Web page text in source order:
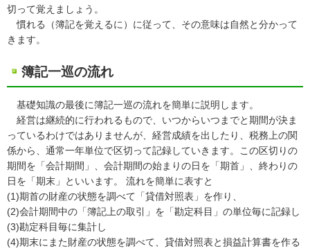
切って覚えましょう。
慣れる（簿記を覚えるに）に従って、その意味は自然と分かって
きます。
簿記一巡の流れ
基礎知識の最後に簿記一巡の流れを簡単に説明します。
経営は継続的に行われるもので、いつからいつまでと期間が決ま
っているわけではありませんが、経営成績を出したり、税務上の関
係から、通常一年単位で区切って記録していきます。この区切りの
期間を「会計期間」、会計期間の始まりの日を「期首」、終わりの
日を「期末」といいます。 流れを簡単に表すと
(1)期首の財産の状態を調べて「貸借対照表」を作り、
(2)会計期間中の「簿記上の取引」を「勘定科目」の単位毎に記録し
(3)勘定科目毎に集計し
(4)期末にまた財産の状態を調べて、貸借対照表と損益計算書を作る